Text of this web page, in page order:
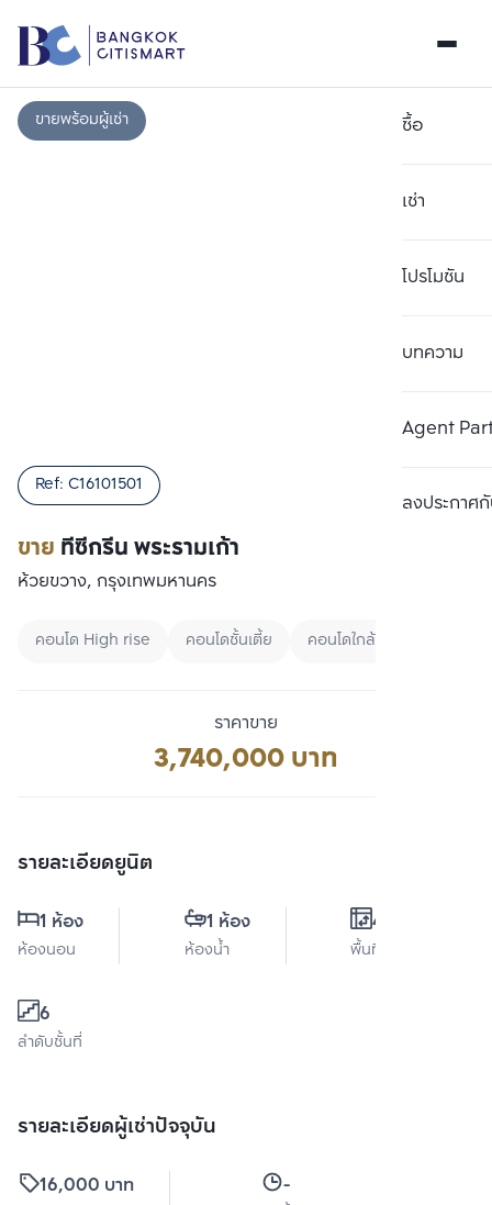
ซื้อ
เช่า
โปรโมชัน
บทความ
Agent
ลงประกาศกั
ขายพร้อมผู้เช่า
ขาย ทีซีกรีน พระรามเก้า
Ref: C16101501
ห้วยขวาง, กรุงเทพมหานคร
คอนโด High rise คอนโดชั้นเตี้ย คอนโดใกล้ MRT
ราคาขาย
3,740,000 บาท
รายละเอียดยูนิต
1 ห้อง
ห้องนอน
1 ห้อง
ห้องน้ำ
41 ตร.ม.
พื้นที่ใช้สอย
6
ลำดับชั้นที่
รายละเอียดผู้เช่าปัจจุบัน
16,000 บาท -